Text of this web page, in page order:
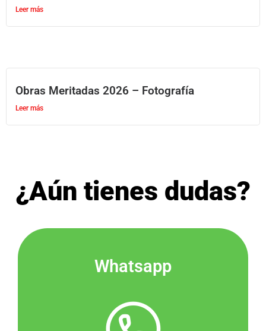
Leer más
Obras Meritadas 2026 – Fotografía
Leer más
¿Aún tienes dudas?
Whatsapp